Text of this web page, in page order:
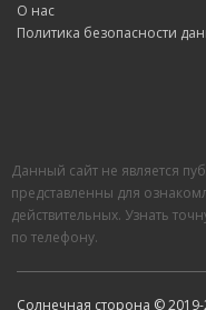
О нас
Политика безопасности
Данный сайт не является
представленны для
действительных. Узнать
по телефону.
Солнечная сторона ©